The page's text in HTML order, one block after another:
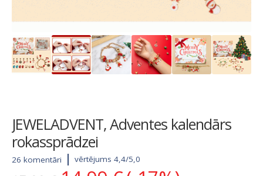
JEWELADVENT, Adventes kalendārs
rokassprādzei
26 komentāri vērtējums 4,4/5,0